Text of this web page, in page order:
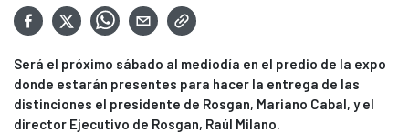
Será el próximo sábado al mediodía en el predio de la expo
donde estarán presentes para hacer la entrega de las
distinciones el presidente de Rosgan, Mariano Cabal, y el
director Ejecutivo de Rosgan, Raúl Milano.